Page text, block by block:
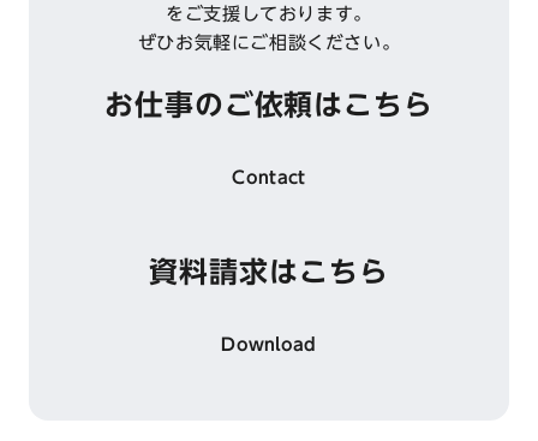
をご支援しております。
ぜひお気軽にご相談ください。
お仕事のご依頼はこちら
Contact
資料請求はこちら
Download